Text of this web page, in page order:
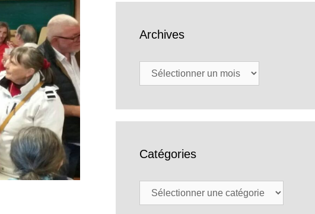
Archives
Archives
Catégories
Catégories